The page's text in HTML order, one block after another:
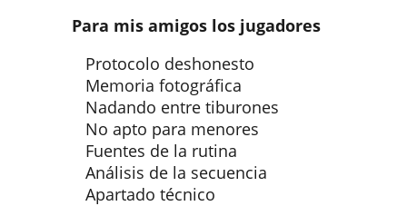
Para mis amigos los jugadores
Protocolo deshonesto
Memoria fotográfica
Nadando entre tiburones
No apto para menores
Fuentes de la rutina
Análisis de la secuencia
Apartado técnico